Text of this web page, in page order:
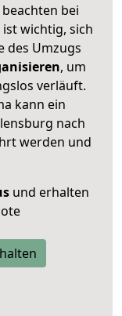
bei
wichtig, sich
des Umzugs
, um
verläuft.
kann ein
nach
werden und
und erhalten